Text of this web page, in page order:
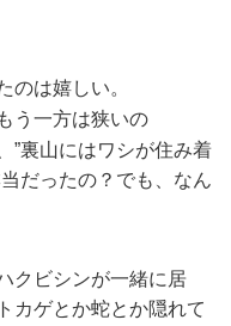
は嬉しい。
う一方は狭いの
”裏山にはワシが住み着
だったの？でも、なん
クビシンが一緒に居
カゲとか蛇とか隠れて